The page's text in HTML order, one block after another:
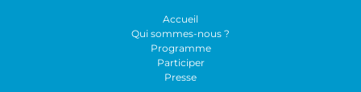
Accueil
Qui sommes-nous ?
Programme
Participer
Presse